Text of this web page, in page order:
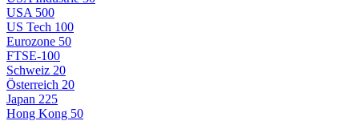
USA 500
US Tech 100
Eurozone 50
FTSE-100
Schweiz 20
Österreich 20
Japan 225
Hong Kong 50